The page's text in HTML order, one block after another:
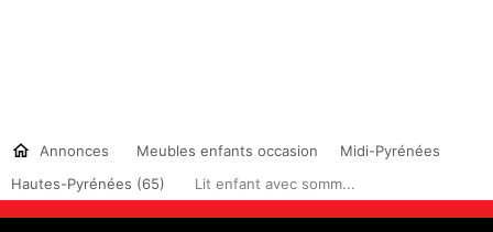
Annonces Meubles enfants occasion
Midi-Pyrénées
Hautes-Pyrénées (65)
Lit enfant avec somm...